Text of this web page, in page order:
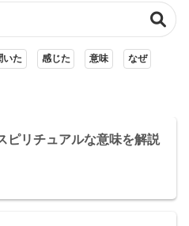
いた 感じた 意味 なぜ
ピリチュアルな意味を解説